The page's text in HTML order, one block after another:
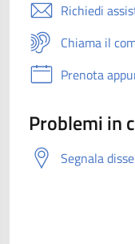
Richiedi
Chiama il
Prenota
Problemi in
Segnala